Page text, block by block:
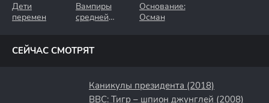
Дети
перемен
Вампиры
средней
Основание:
Осман
СЕЙЧАС СМОТРЯТ
Каникулы президента (2018)
BBC: Тигр – шпион джунглей (2008)